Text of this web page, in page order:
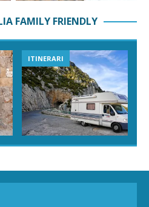
FAMILY FRIENDLY
ITINERARI